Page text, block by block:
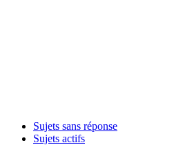
Sujets sans réponse
Sujets actifs